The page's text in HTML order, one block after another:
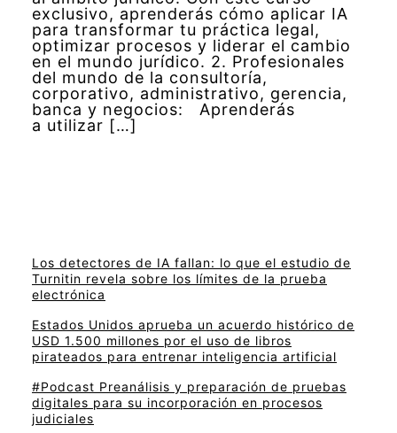
exclusivo, aprenderás cómo aplicar IA
para transformar tu práctica legal,
optimizar procesos y liderar el cambio
en el mundo jurídico. 2. Profesionales
del mundo de la consultoría,
corporativo, administrativo, gerencia,
banca y negocios: Aprenderás
a utilizar […]
Los detectores de IA fallan: lo que el estudio de
Turnitin revela sobre los límites de la prueba
electrónica
Estados Unidos aprueba un acuerdo histórico de
USD 1.500 millones por el uso de libros
pirateados para entrenar inteligencia artificial
#Podcast Preanálisis y preparación de pruebas
digitales para su incorporación en procesos
judiciales